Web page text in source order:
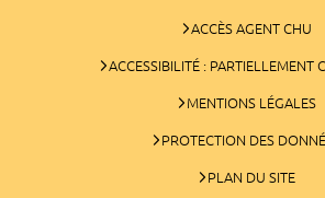
ACCÈS AGENT CHU
ACCESSIBILITÉ : PARTIELLEMENT
MENTIONS LÉGALES
PROTECTION DES
PLAN DU SITE